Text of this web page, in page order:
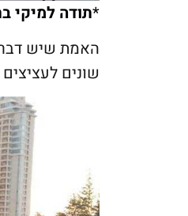
*תודה למיקי
האמת שיש דבר
שונים